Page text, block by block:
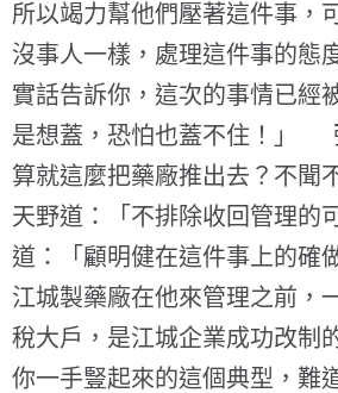
所以竭力幫他們壓著這件事，
沒事人一樣，處理這件事的態
實話告訴你，這次的事情已經
是想蓋，恐怕也蓋不住！」
算就這麼把藥廠推出去？不
天野道：「不排除收回管理
道：「顧明健在這件事上的確
江城製藥廠在他來管理之前，
稅大戶，是江城企業成功改制
你一手豎起來的這個典型，難